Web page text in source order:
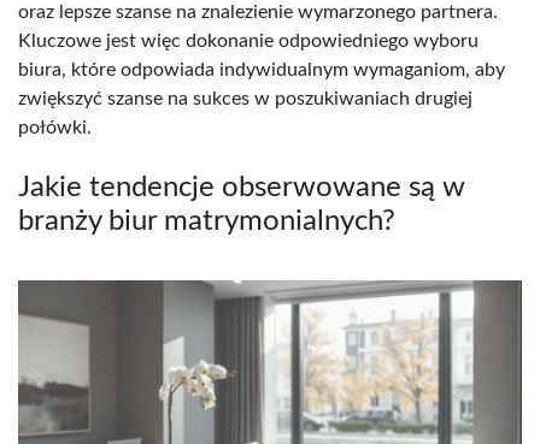
oraz lepsze szanse na znalezienie wymarzonego partnera.
Kluczowe jest więc dokonanie odpowiedniego wyboru
biura, które odpowiada indywidualnym wymaganiom, aby
zwiększyć szanse na sukces w poszukiwaniach drugiej
połówki.
Jakie tendencje obserwowane są w
branży biur matrymonialnych?